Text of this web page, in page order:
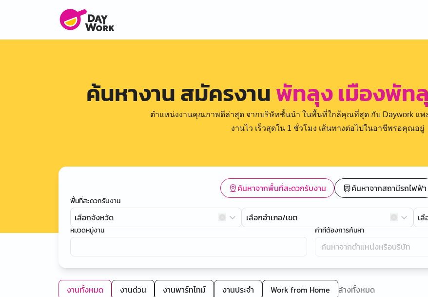
ค้นหางาน สมัครงานพัทลุง เมืองพัท
ตำแหน่งงานคุณภาพดีล่าสุด จากบริษัทชั้นนำ ในพื้นที่ใกล้คุณที่สุด กับ Daywork แ
งานไว เร็วสุดใน 1 ชั่วโมง เส้นทางต่อไปในอาชีพรอคุณอยู่
ค้นหาจากพื้นที่สะดวกรับงาน ค้นหาจากสถานีรถไฟฟ้า
พื้นที่สะดวกรับงาน
เลือกจังหวัด เลือกอำเภอ/เขต เ
หมวดหมู่งาน คำที่ต้องการค้นหา
งานทั้งหมด งานด่วน งานพาร์ทไทม์ งานประจำ Work from Home ล้างทั้งหมด